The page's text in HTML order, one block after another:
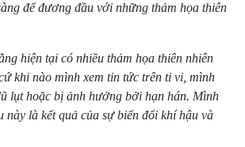
để đương đầu với những thảm họa thiên
hiện tại có nhiều thảm họa thiên nhiên
khi nào mình xem tin tức trên ti vi, mình
lụt hoặc bị ảnh hưởng bởi hạn hán. Mình
này là kết quả của sự biến đổi khí hậu và